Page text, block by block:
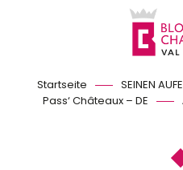
Startseite
SEINEN
Pass‘ Châteaux – DE